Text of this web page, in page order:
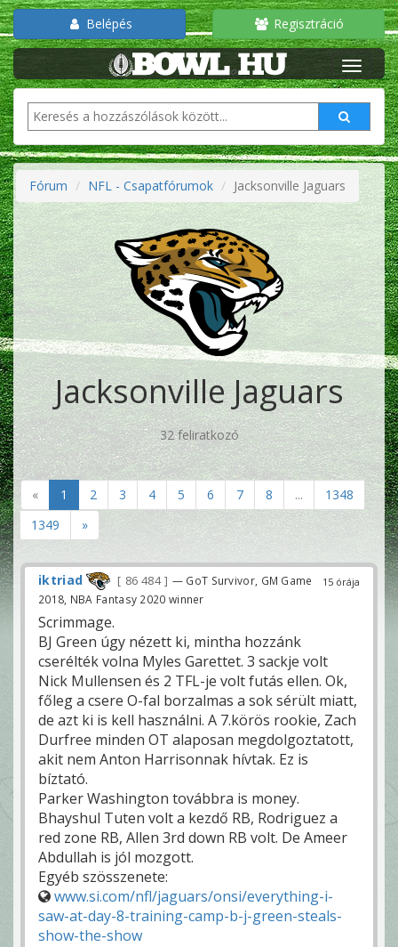
Belépés Regisztráció
Fórum NFL - Csapatfórumok Jacksonville Jaguars
Jacksonville Jaguars
32 feliratkozó
« 1 2 3 4 5 6 7 8 ...
1348
1349
»
15 órája
iktriad 86 484
— GoT Survivor, GM Game
2018, NBA Fantasy 2020 winner
Scrimmage.
BJ Green úgy nézett ki, mintha hozzánk
cserélték volna Myles Garettet. 3 sackje volt
Nick Mullensen és 2 TFL-je volt futás ellen. Ok,
főleg a csere O-fal borzalmas a sok sérült miatt,
de azt ki is kell használni. A 7.körös rookie, Zach
Durfree minden OT alaposan megdolgoztatott,
akit nem Anton Harrisonnak hívtak. Ez is
bíztató.
Parker Washington továbbra is money.
Bhayshul Tuten volt a kezdő RB, Rodriguez a
red zone RB, Allen 3rd down RB volt. De Ameer
Abdullah is jól mozgott.
Egyéb szösszenete:
www.si.com/nfl/jaguars/onsi/everything-i-
saw-at-day-8-training-camp-b-j-green-steals-
show-the-show